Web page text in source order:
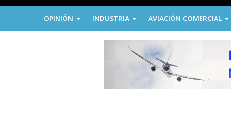
OPINIÓN INDUSTRIA AVIACIÓN COMERCIAL